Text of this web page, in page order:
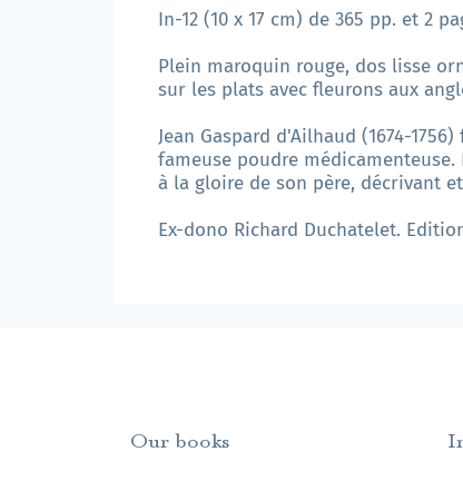
In-12 (10 x 17 cm) de 365 pp. et 2
Plein maroquin rouge, dos lisse
sur les plats avec fleurons aux
Jean Gaspard d'Ailhaud (1674-
fameuse poudre
à la gloire de son père, décrivant
Ex-dono Richard Duchatelet.
Our books